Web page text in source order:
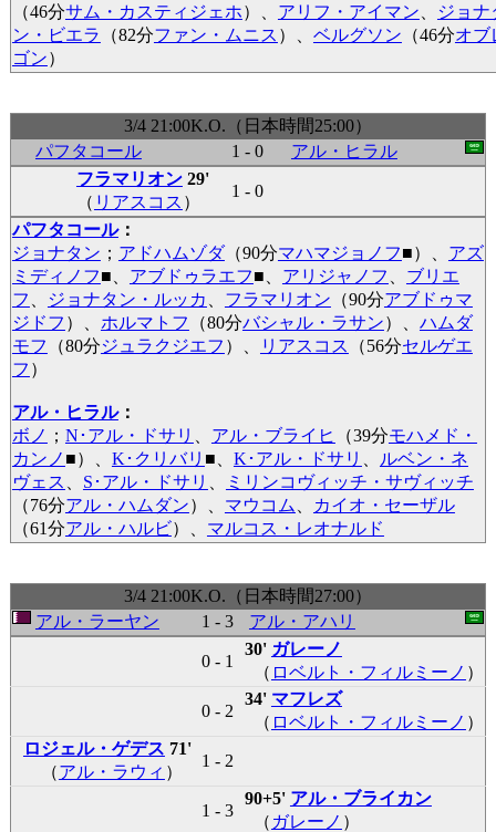
（46分サム・カスティジェホ）、 アリフ・アイマン
ジョナ
ン・ビエラ
（82分ファン・ムニス ）、 ベルグソン （46分オブ
ゴン）
3/4 21:00K.O.（日本時間25:00）
パフタコール
1 - 0
アル・ヒラル
フラマリオン29'
（ リアスコス ）
1 - 0
パフタコール：
ジョナタン ； アドハムゾダ（90分マハマジョノフ■）、 アズ
ミディノフ■ アブドゥラエフ■ アリジャノフ
ブリエ
フ
ジョナタン・ルッカ フラマリオン （90分アブドゥマ
ジドフ ）、 ホルマトフ （80分バシャル・ラサン）、 ハムダ
モフ
（80分ジュラクジエフ ）、 リアスコス （56分セルゲエ
フ ）
アル・ヒラル：
ボノ ； N･アル・ドサリ アル・ブライヒ （39分モハメド・
カンノ ■）、 K･クリバリ ■ K･アル・ドサリ
ルベン・ネ
ヴェス
S･アル・ドサリ
ミリンコヴィッチ・サヴィッチ
（76分アル・ハムダン）、 マウコム
カイオ・セーザル
（61分アル・ハルビ）、 マルコス・レオナルド
3/4 21:00K.O.（日本時間27:00）
アル・ラーヤン
1 - 3 アル・アハリ
0 - 1
30' ガレーノ
（ ロベルト・フィルミーノ ）
0 - 2
34' マフレズ
（ ロベルト・フィルミーノ ）
ロジェル・ゲデス 71'
（アル・ラウィ ）
1 - 2
1 - 3
90+5' アル・ブライカン
（ ガレーノ ）